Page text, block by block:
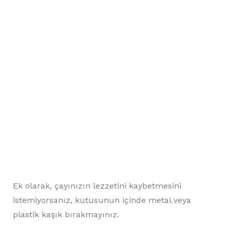
Ek olarak, çayınızın lezzetini kaybetmesini
istemiyorsanız, kutusunun içinde metal veya
plastik kaşık bırakmayınız.